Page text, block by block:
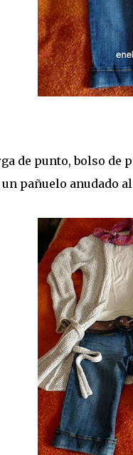
de punto, bolso
pañuelo anudado